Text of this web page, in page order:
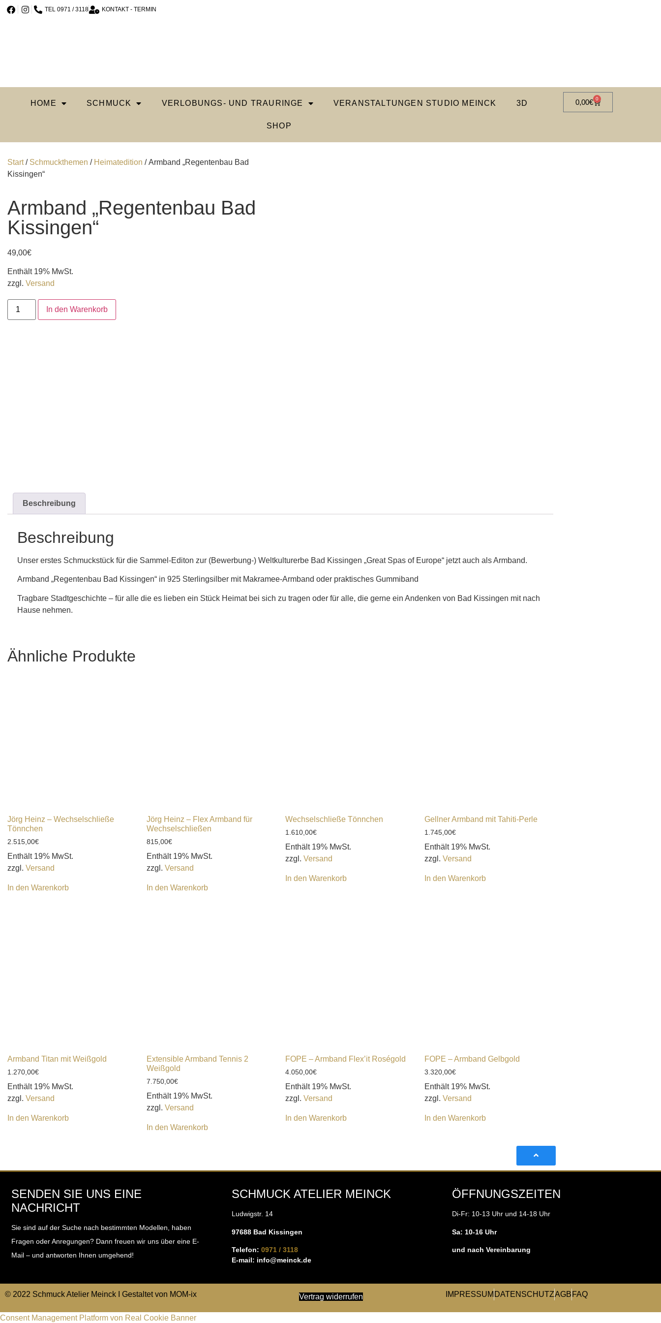
TEL 0971 / 3118 KONTAKT - TERMIN
HOME SCHMUCK VERLOBUNGS- UND TRAURINGE VERANSTALTUNGEN STUDIO MEINCK 3D
SHOP
0,00€ 0
Start/ Schmuckthemen / Heimatedition / Armband „Regentenbau Bad
Kissingen“
Armband „Regentenbau Bad
Kissingen“
49,00€
Enthält 19% MwSt.
zzgl. Versand
In den Warenkorb
Beschreibung
Beschreibung
Unser erstes Schmuckstück für die Sammel-Editon zur (Bewerbung-) Weltkulturerbe Bad Kissingen „Great Spas of Europe“ jetzt auch als Armband.
Armband „Regentenbau Bad Kissingen“ in 925 Sterlingsilber mit Makramee-Armband oder praktisches Gummiband
Tragbare Stadtgeschichte – für alle die es lieben ein Stück Heimat bei sich zu tragen oder für alle, die gerne ein Andenken von Bad Kissingen mit nach
Hause nehmen.
Ähnliche Produkte
Jörg Heinz – Wechselschließe
Tönnchen
2.515,00€
Enthält 19% MwSt.
zzgl. Versand
In den Warenkorb
Jörg Heinz – Flex Armband für
Wechselschließen
815,00€
Enthält 19% MwSt.
zzgl. Versand
In den Warenkorb
Wechselschließe Tönnchen
1.610,00€
Enthält 19% MwSt.
zzgl. Versand
In den Warenkorb
Gellner Armband mit Tahiti-Perle
1.745,00€
Enthält 19% MwSt.
zzgl. Versand
In den Warenkorb
Armband Titan mit Weißgold
1.270,00€
Enthält 19% MwSt.
zzgl. Versand
In den Warenkorb
Extensible Armband Tennis 2
Weißgold
7.750,00€
Enthält 19% MwSt.
zzgl. Versand
In den Warenkorb
FOPE – Armband Flex’it Roségold
4.050,00€
Enthält 19% MwSt.
zzgl. Versand
In den Warenkorb
FOPE – Armband Gelbgold
3.320,00€
Enthält 19% MwSt.
zzgl. Versand
In den Warenkorb
SENDEN SIE UNS EINE
NACHRICHT
Sie sind auf der Suche nach bestimmten Modellen, haben
Fragen oder Anregungen? Dann freuen wir uns über eine E-
Mail – und antworten Ihnen umgehend!
SCHMUCK ATELIER MEINCK
Ludwigstr. 14
97688 Bad Kissingen
Telefon: 0971 / 3118
E-mail: info@meinck.de
ÖFFNUNGSZEITEN
Di-Fr: 10-13 Uhr und 14-18 Uhr
Sa: 10-16 Uhr
und nach Vereinbarung
© 2022 Schmuck Atelier Meinck I Gestaltet von MOM-ix Vertrag widerrufen IMPRESSUM DATENSCHUTZAGB FAQ
Consent Management Platform von Real Cookie Banner